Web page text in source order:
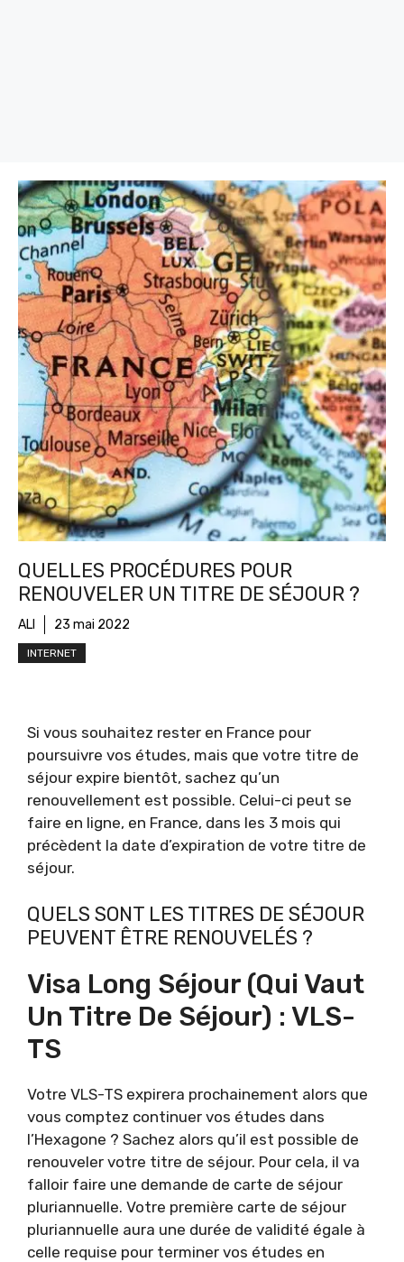
QUELLES PROCÉDURES POUR
RENOUVELER UN TITRE DE SÉJOUR ?
ALI 23 mai 2022
INTERNET
Si vous souhaitez rester en France pour
poursuivre vos études, mais que votre titre de
séjour expire bientôt, sachez qu’un
renouvellement est possible. Celui-ci peut se
faire en ligne, en France, dans les 3 mois qui
précèdent la date d’expiration de votre titre de
séjour.
QUELS SONT LES TITRES DE SÉJOUR
PEUVENT ÊTRE RENOUVELÉS ?
Visa Long Séjour (qui Vaut
Un Titre De Séjour) : VLS-
TS
Votre VLS-TS expirera prochainement alors que
vous comptez continuer vos études dans
l’Hexagone ? Sachez alors qu’il est possible de
renouveler votre titre de séjour. Pour cela, il va
falloir faire une demande de carte de séjour
pluriannuelle. Votre première carte de séjour
pluriannuelle aura une durée de validité égale à
celle requise pour terminer vos études en